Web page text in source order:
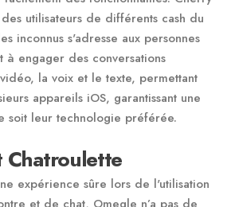
utilisateurs de différents cash du
inconnus s'adresse aux personnes
engager des conversations
la voix et le texte, permettant
appareils iOS, garantissant une
soit leur technologie préférée.
Chatroulette
expérience sûre lors de l'utilisation